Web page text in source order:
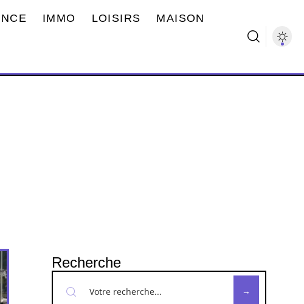
IMMO LOISIRS MAISON
Recherche